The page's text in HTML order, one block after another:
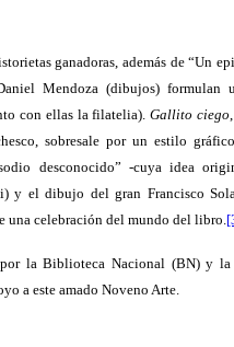
ganadoras, además de “Un
Mendoza (dibujos)
con ellas la filatelia).Gallito ciego
sobresale por un estilo
desconocido” -cuya idea
y el dibujo del gran Francisco
una celebración del mundo del libro.
por la Biblioteca Nacional (BN) y
a este amado Noveno Arte.